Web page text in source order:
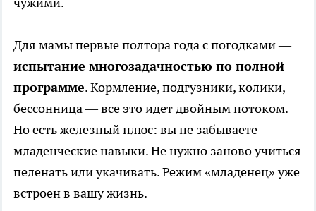
Для мамы первые полтора года с погодками —
испытание многозадачностью по полной
программе. Кормление, подгузники, колики,
бессонница — все это идет двойным потоком.
Но есть железный плюс: вы не забываете
младенческие навыки. Не нужно заново учиться
пеленать или укачивать. Режим «младенец» уже
встроен в вашу жизнь.